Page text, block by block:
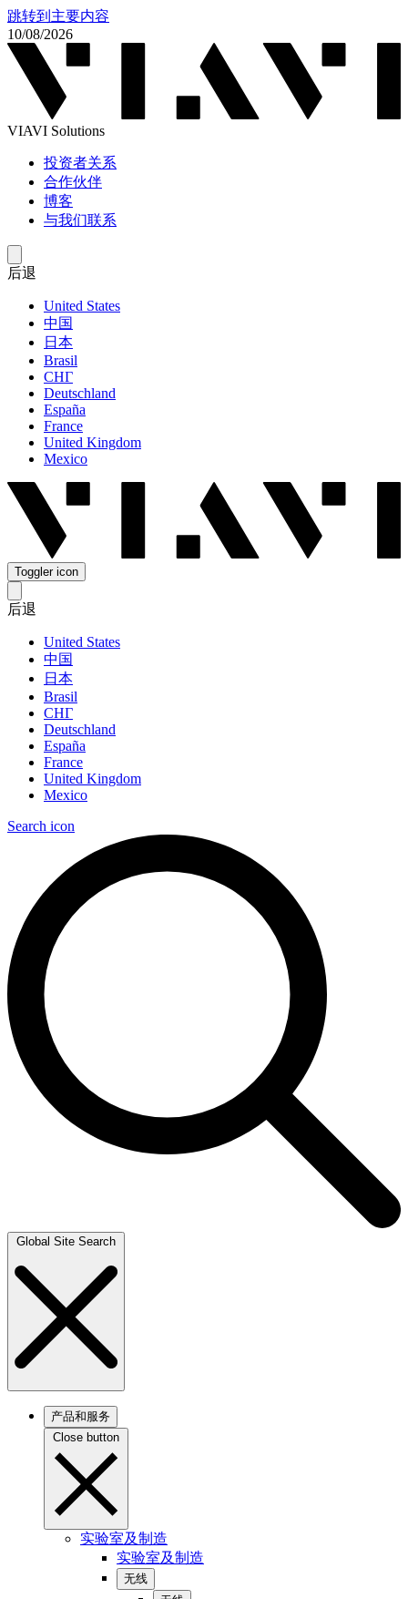
跳转到主要内容
10/08/2026
VIAVI Solutions
投资者关系
合作伙伴
博客
与我们联系
后退
United States
中国
日本
Brasil
СНГ
Deutschland
España
France
United Kingdom
Mexico
Toggler icon
后退
United States
中国
日本
Brasil
СНГ
Deutschland
España
France
United Kingdom
Mexico
Search icon
Global Site Search
产品和服务
Close button
实验室及制造
实验室及制造
无线